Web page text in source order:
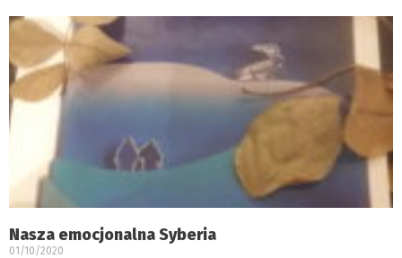
Nasza emocjonalna Syberia
01/10/2020